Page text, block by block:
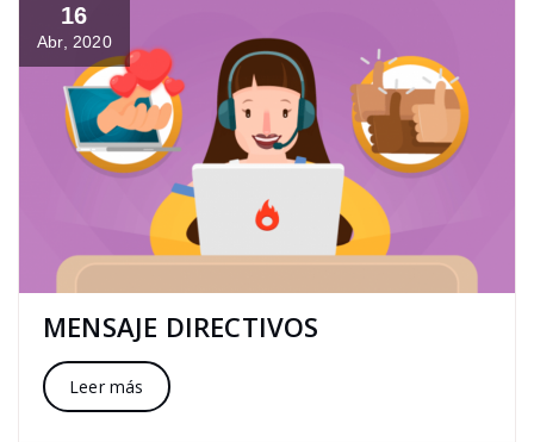
16
Abr, 2020
MENSAJE DIRECTIVOS
Leer más